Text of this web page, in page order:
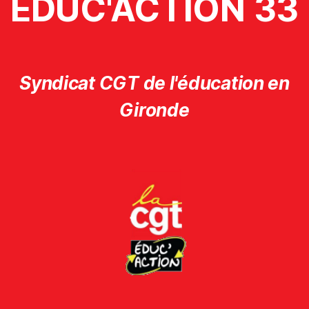
ÉDUC'ACTION 33
Syndicat CGT de l'éducation en
Gironde